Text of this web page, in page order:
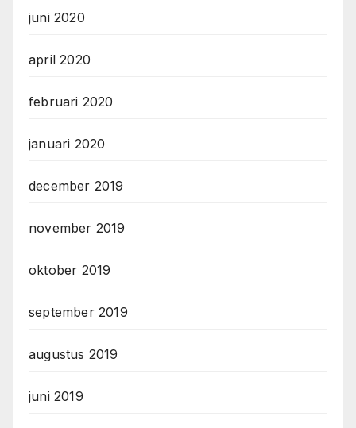
juni 2020
april 2020
februari 2020
januari 2020
december 2019
november 2019
oktober 2019
september 2019
augustus 2019
juni 2019